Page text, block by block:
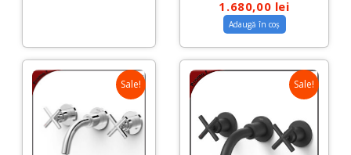
1.680,00 lei
Adaugă în coș
Sale! Sale!